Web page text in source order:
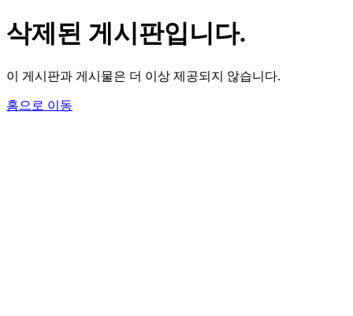
삭제된 게시판입니다.
이 게시판과 게시물은 더 이상 제공되지 않습니다.
홈으로 이동